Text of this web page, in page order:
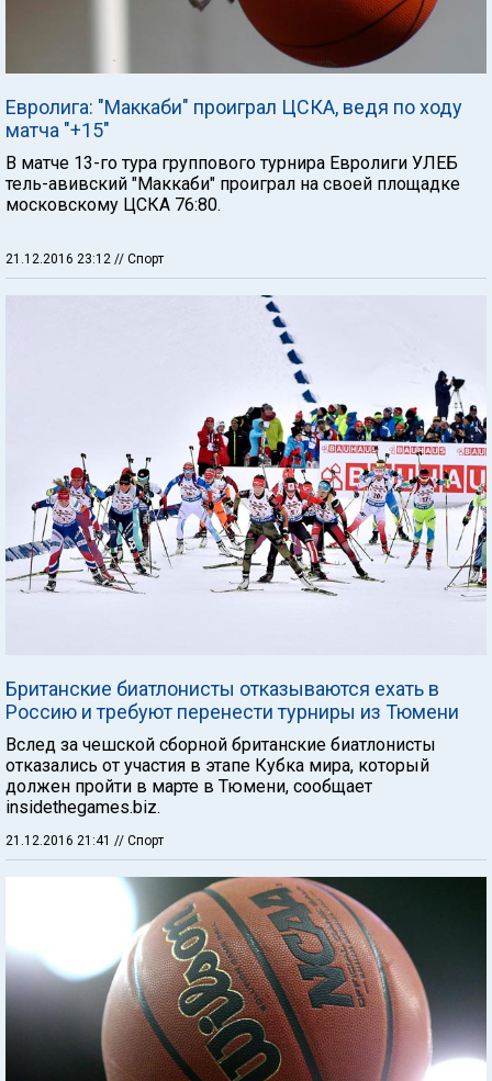
Евролига: "Маккаби" проиграл ЦСКА, ведя по ходу
матча "+15"
В матче 13-го тура группового турнира Евролиги УЛЕБ
тель-авивский "Маккаби" проиграл на своей площадке
московскому ЦСКА 76:80.
21.12.2016 23:12 // Спорт
Британские биатлонисты отказываются ехать в
Россию и требуют перенести турниры из Тюмени
Вслед за чешской сборной британские биатлонисты
отказались от участия в этапе Кубка мира, который
должен пройти в марте в Тюмени, сообщает
insidethegames.biz.
21.12.2016 21:41 // Спорт